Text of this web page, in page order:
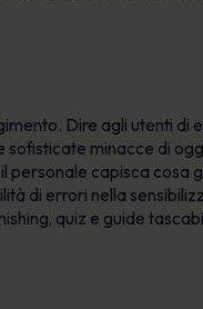
Dire agli utenti di
minacce di
capisca cosa
di errori nella
quiz e guide